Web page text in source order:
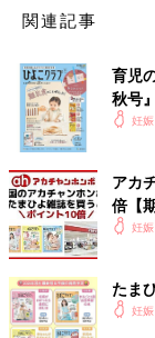
たまひよのMY
顔の形や髪型など
風キャラクターを
関連記事
育児
秋号
いっ
妊
アカ
倍【
妊
たま
妊